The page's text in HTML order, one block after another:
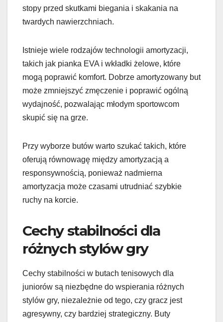
stopy przed skutkami biegania i skakania na
twardych nawierzchniach.
Istnieje wiele rodzajów technologii amortyzacji,
takich jak pianka EVA i wkładki żelowe, które
mogą poprawić komfort. Dobrze amortyzowany but
może zmniejszyć zmęczenie i poprawić ogólną
wydajność, pozwalając młodym sportowcom
skupić się na grze.
Przy wyborze butów warto szukać takich, które
oferują równowagę między amortyzacją a
responsywnością, ponieważ nadmierna
amortyzacja może czasami utrudniać szybkie
ruchy na korcie.
Cechy stabilności dla
różnych stylów gry
Cechy stabilności w butach tenisowych dla
juniorów są niezbędne do wspierania różnych
stylów gry, niezależnie od tego, czy gracz jest
agresywny, czy bardziej strategiczny. Buty